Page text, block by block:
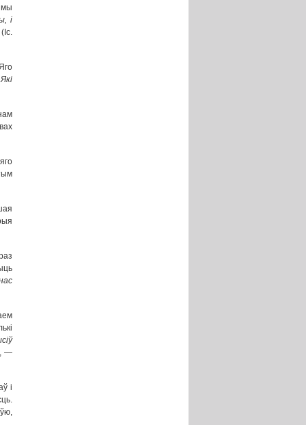
мы
і
, —
і